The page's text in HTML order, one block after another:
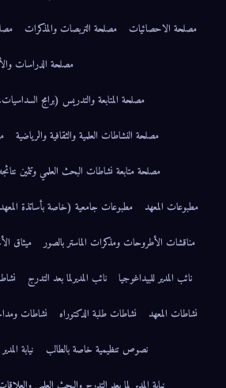
مصلحة الاحصائيات
مصلحة التربصات والمذكرات
مصلحة الدراسات
مصلحة المتابعة والتدريس (برامج
مصلحة النشاطات العلمية والثقافية والرياضية
مصلحة متابعة نشاطات البحث العلمي وتثمين
مطبوعات المعهد
مطبوعات جامعية (خاصة بأساتذة
مناقشات الأطروحات ومذكرات الماستر بالصور
ميثاق
نائب المدير للبيداغوجيا
نائب المديرلما بعد التدرج
نشاطات المعهد
نشاطات طلبة الدكتوراه نشاطات
نصوص تنظيمية خاصة بالطالب
نيابة